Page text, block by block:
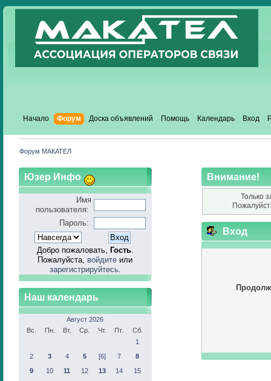
Начало Форум Доска объявлений Помощь Календарь Вход
Форум МАКАТЕЛ
Юзер Инфо
Имя
пользователя:
Пароль:
Добро пожаловать, Гость.
Пожалуйста, войдите или
зарегистрируйтесь.
Наш календарь
Август 2026
Вс.
Пн. Вт. Ср. Чт. Пт.
Сб.
1
2
3 4 5 [6] 7
8
9
10 11 12 13 14
15
Внимание!
Только
Вход